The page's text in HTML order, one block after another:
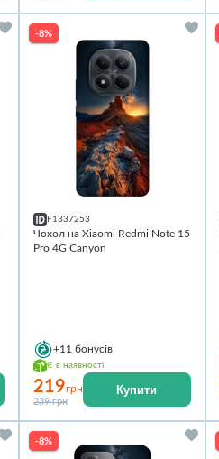
-8%
F1337253
Чохол на Xiaomi Redmi Note 15
Pro 4G Canyon
+11 бонусів
Є в наявності
219грн
239 грн
Купити
-8%